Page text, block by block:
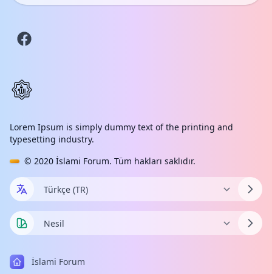
Lorem Ipsum is simply dummy text of the printing and
typesetting industry.
© 2020 İslami Forum. Tüm hakları saklıdır.
İslami Forum